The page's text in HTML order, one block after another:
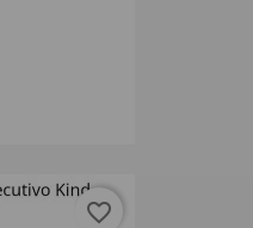
favorite_border